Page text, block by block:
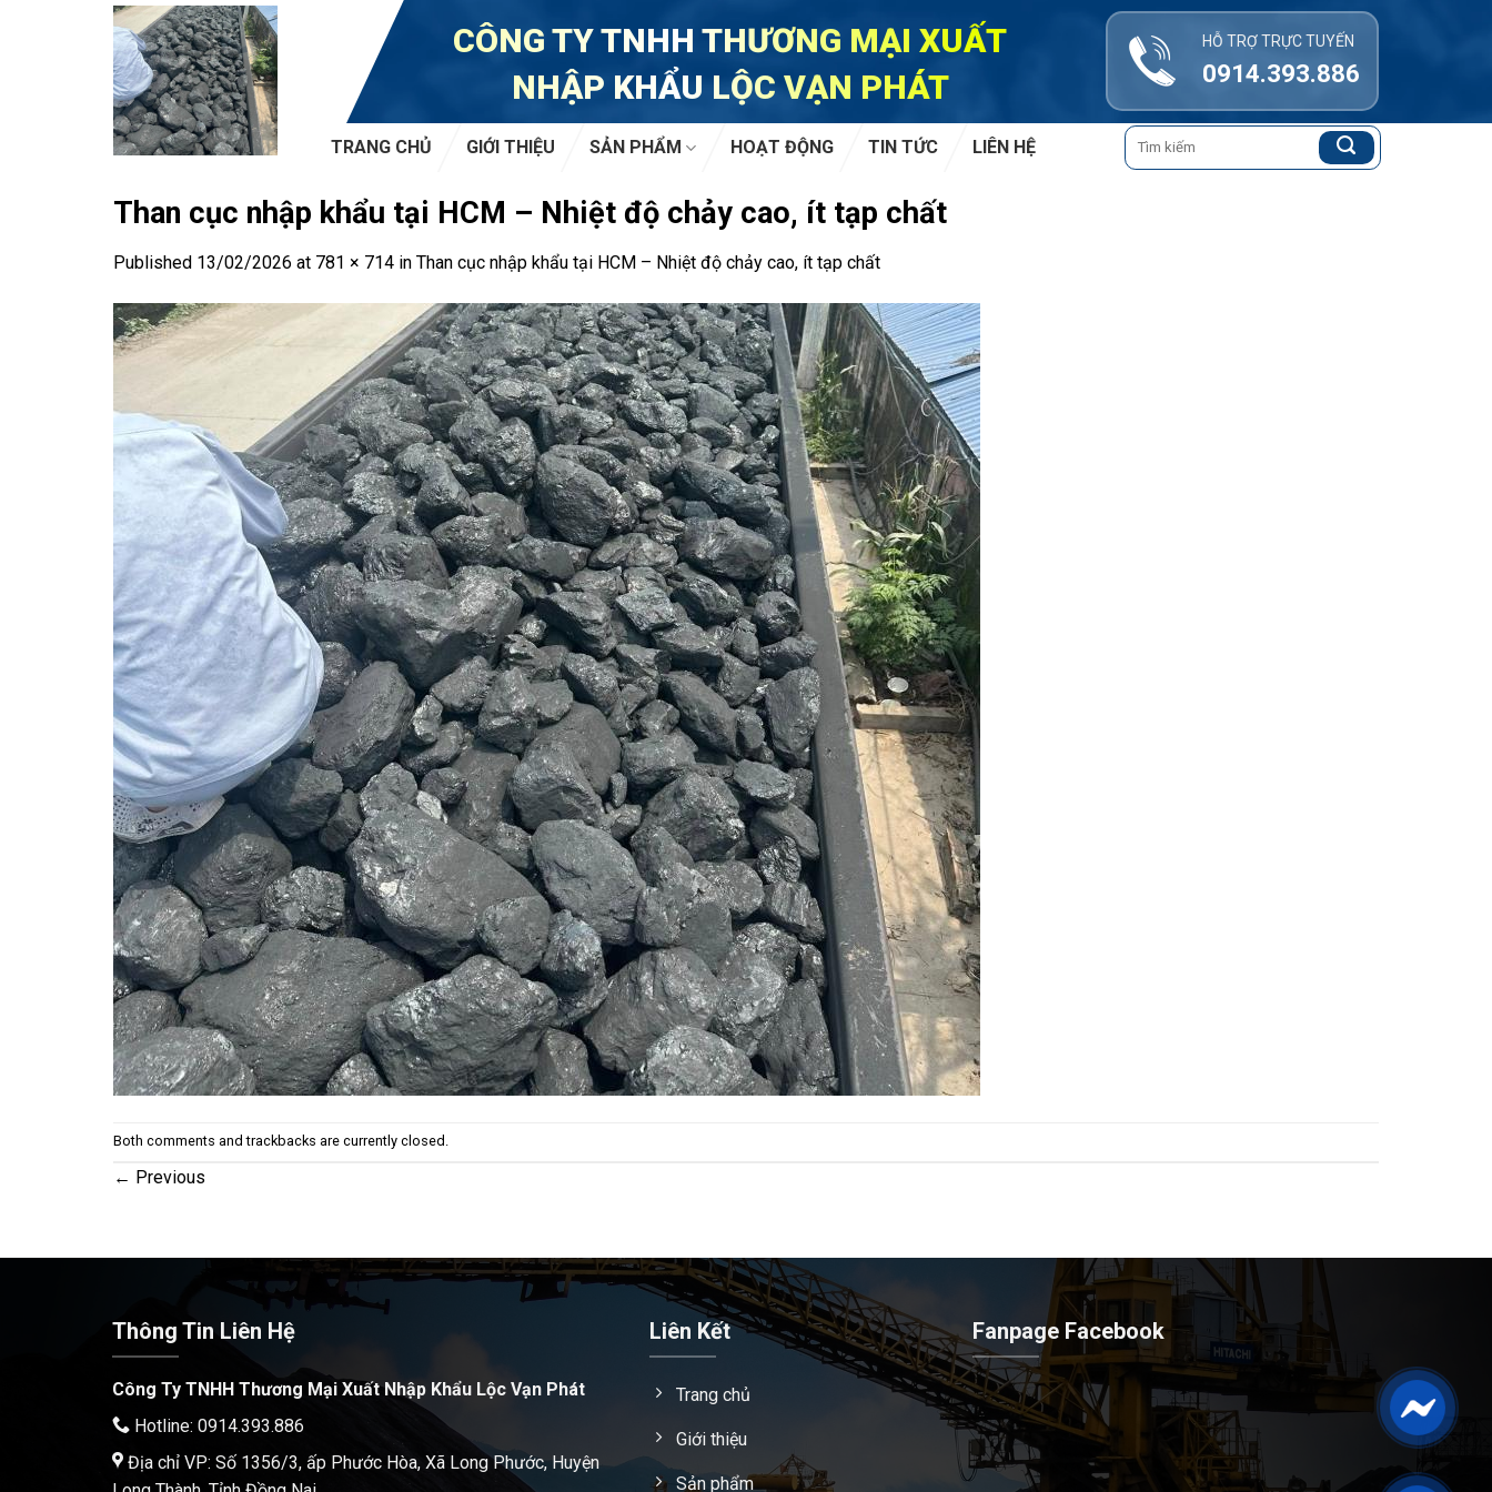
CÔNG TY TNHH THƯƠNG MẠI XUẤT
NHẬP KHẨU LỘC VẠN PHÁT
HỖ TRỢ TRỰC TUYẾN
0914.393.886
TRANG CHỦ GIỚI THIỆU SẢN PHẨM HOẠT ĐỘNG TIN TỨC LIÊN HỆ
Tìm
kiếm:
Than cục nhập khẩu tại HCM – Nhiệt độ chảy cao, ít tạp chất
Published 13/02/2026 at 781 × 714 in Than cục nhập khẩu tại HCM – Nhiệt độ chảy cao, ít tạp chất
Both comments and trackbacks are currently closed.
← Previous
Thông Tin Liên Hệ
Công Ty TNHH Thương Mại Xuất Nhập Khẩu Lộc Vạn Phát
Hotline: 0914.393.886
Địa chỉ VP: Số 1356/3, ấp Phước Hòa, Xã Long Phước, Huyện
Liên Kết
Trang chủ
Giới thiệu
Sản phẩm
Fanpage Facebook